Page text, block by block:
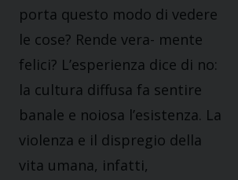
porta questo modo di vedere
le cose? Rende vera- mente
felici? L’esperienza dice di no:
la cultura diffusa fa sentire
banale e noiosa l’esistenza. La
violenza e il dispregio della
vita umana, infatti,